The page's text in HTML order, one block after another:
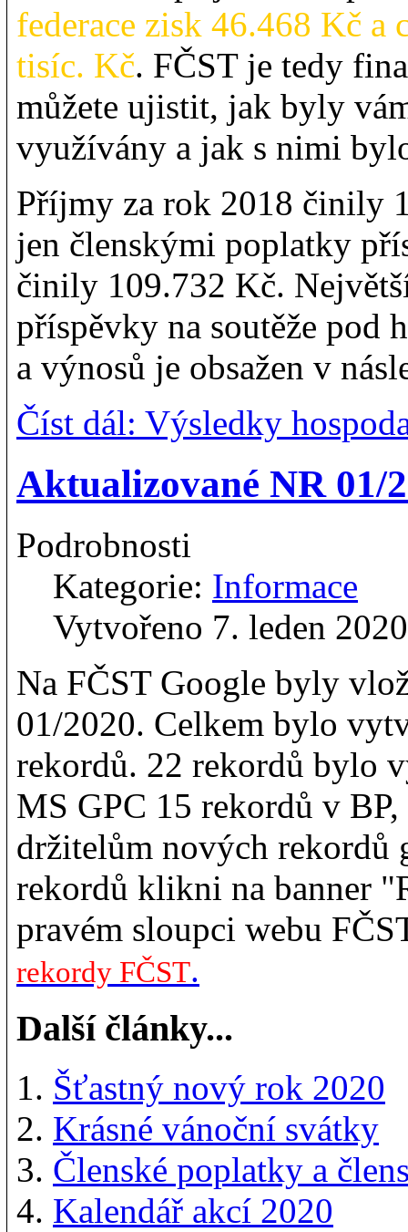
federace zisk 46.468 Kč a
tisíc. Kč. FČST je tedy
můžete ujistit, jak byly
využívány a jak s nimi
Příjmy za rok 2018 činily
jen členskými poplatky
činily 109.732 Kč.
příspěvky na soutěže pod
a výnosů je obsažen v
Číst dál: Výsledky
Aktualizované NR 01/
Podrobnosti
Kategorie: Informace
Vytvořeno 7. leden 2020
Na FČST Google byly
01/2020. Celkem bylo
rekordů. 22 rekordů bylo
MS GPC 15 rekordů v
držitelům nových rekordů
rekordů klikni na banner
pravém sloupci webu
rekordy FČST.
Další články...
Šťastný nový rok 2020
Krásné vánoční svátky
Členské poplatky a
Kalendář akcí 2020